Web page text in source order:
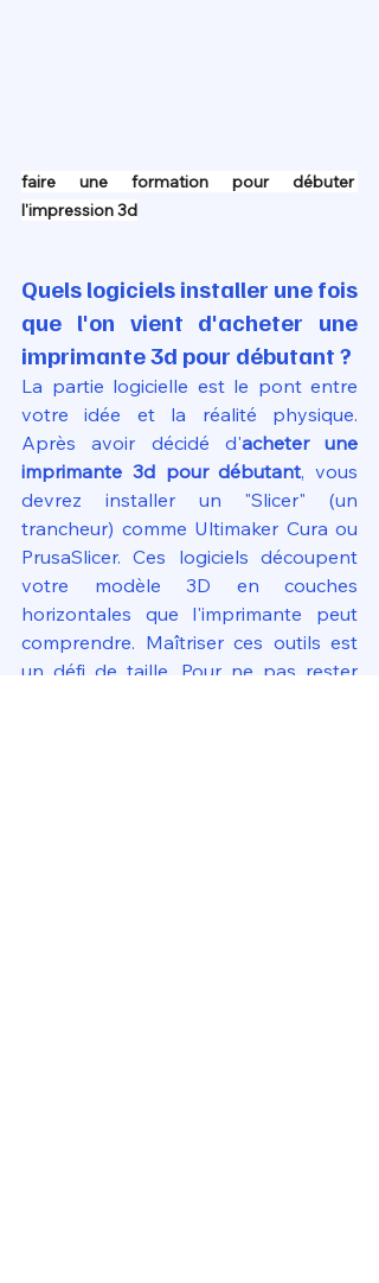
faire une formation pour débuter
l'impression 3d
Quels logiciels installer une fois
que l'on vient d'acheter une
imprimante 3d pour débutant ?
La partie logicielle est le pont entre
votre idée et la réalité physique.
Après avoir décidé d'acheter une
imprimante 3d pour débutant, vous
devrez installer un "Slicer" (un
trancheur) comme Ultimaker Cura ou
PrusaSlicer. Ces logiciels découpent
votre modèle 3D en couches
horizontales que l'imprimante peut
comprendre. Maîtriser ces outils est
un défi de taille. Pour ne pas rester